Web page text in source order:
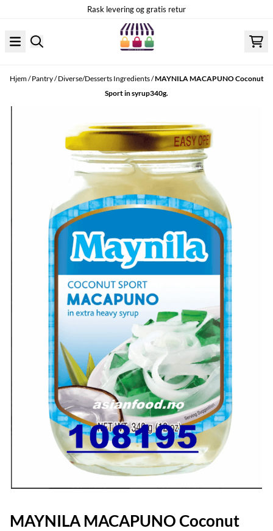
Rask levering og gratis retur
Hjem/Pantry/Diverse/Desserts Ingredients/MAYNILA MACAPUNO Coconut
Sport in syrup340g.
MAYNILA MACAPUNO Coconut